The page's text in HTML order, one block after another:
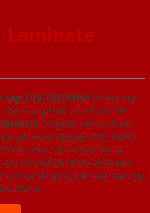
Laminate
SAIGONDOORlà thương
trong một chuỗi các hệ
. Chuyên sản xuất và
gỗ công nghiệp chất lượng
mọi nhu cầu khách hàng.
có những chính sách bán
với sự đa dạng về mẫu mã, loại
thành.